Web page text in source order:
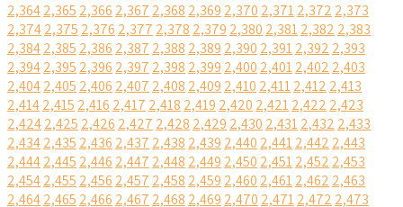
2,3642,365 2,366 2,367 2,368 2,369 2,370 2,3712,372 2,373
2,3742,375 2,376 2,377 2,378 2,379 2,380 2,3812,382 2,383
2,3842,385 2,386 2,387 2,388 2,389 2,390 2,3912,392 2,393
2,3942,395 2,396 2,397 2,398 2,399 2,400 2,4012,402 2,403
2,4042,405 2,406 2,407 2,408 2,409 2,410 2,4112,412 2,413
2,4142,415 2,416 2,417 2,418 2,419 2,420 2,4212,422 2,423
2,4242,425 2,426 2,427 2,428 2,429 2,430 2,4312,432 2,433
2,4342,435 2,436 2,437 2,438 2,439 2,440 2,4412,442 2,443
2,4442,445 2,446 2,447 2,448 2,449 2,450 2,4512,452 2,453
2,4542,455 2,456 2,457 2,458 2,459 2,460 2,4612,462 2,463
2,4642,465 2,466 2,467 2,468 2,469 2,470 2,4712,472 2,473